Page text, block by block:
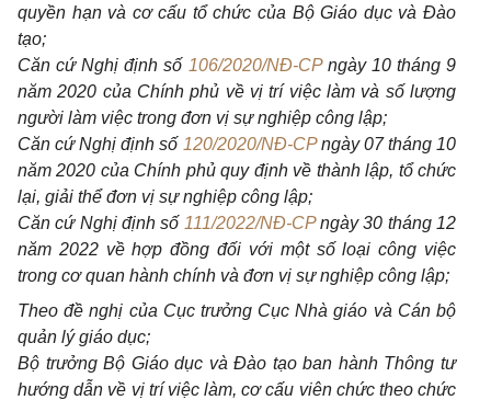
quyền hạn và cơ cấu tổ chức của Bộ Giáo dục và Đào
tạo;
Căn cứ Nghị định số 106/2020/NĐ-CPngày 10 tháng 9
năm 2020 của Chính phủ về vị trí việc làm và số lượng
người làm việc trong đơn vị sự nghiệp công lập;
Căn cứ Nghị định số 120/2020/NĐ-CPngày 07 tháng 10
năm 2020 của Chính phủ quy định về thành lập, tổ chức
lại, giải thể đơn vị sự nghiệp công lập;
Căn cứ Nghị định số 111/2022/NĐ-CPngày 30 tháng 12
năm 2022 về hợp đồng đối với một số loại công việc
trong cơ quan hành chính và đơn vị sự nghiệp công lập;
Theo đề nghị của Cục trưởng Cục Nhà giáo và Cán bộ
quản lý giáo dục;
Bộ trưởng Bộ Giáo dục và Đào tạo ban hành Thông tư
hướng dẫn về vị trí việc làm, cơ cấu viên chức theo chức